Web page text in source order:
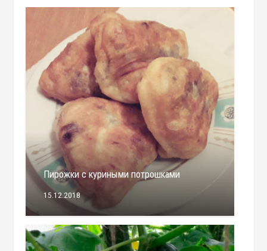
Пирожки c куриными потрошками
15.12.2018